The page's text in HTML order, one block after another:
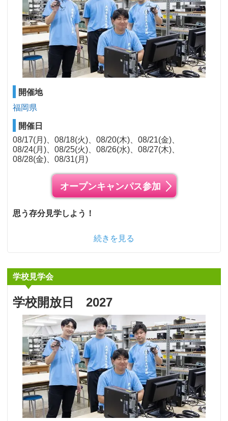
開催地
福岡県
開催日
08/17(月)
08/18(火) 08/20(木)
08/21(金)
08/24(月)
08/25(火) 08/26(水)
08/27(木)
08/28(金)
08/31(月)
オープンキャンパス参加
思う存分見学しよう！
続きを見る
学校見学会
学校開放日 2027